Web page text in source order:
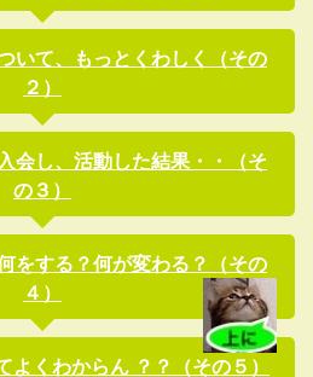
いて、もっとくわしく（その
２）
会し、活動した結果・・（そ
の３）
をする？何が変わる？（その
４）
よくわからん ？？（その５）